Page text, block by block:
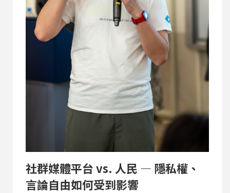
社群媒體平台 vs. 人民 — 隱私權、
言論自由如何受到影響